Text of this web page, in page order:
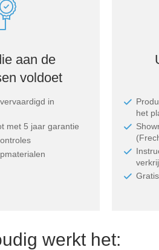
aan de
voldoet
in
met 5 jaar garantie
het
werkt het: